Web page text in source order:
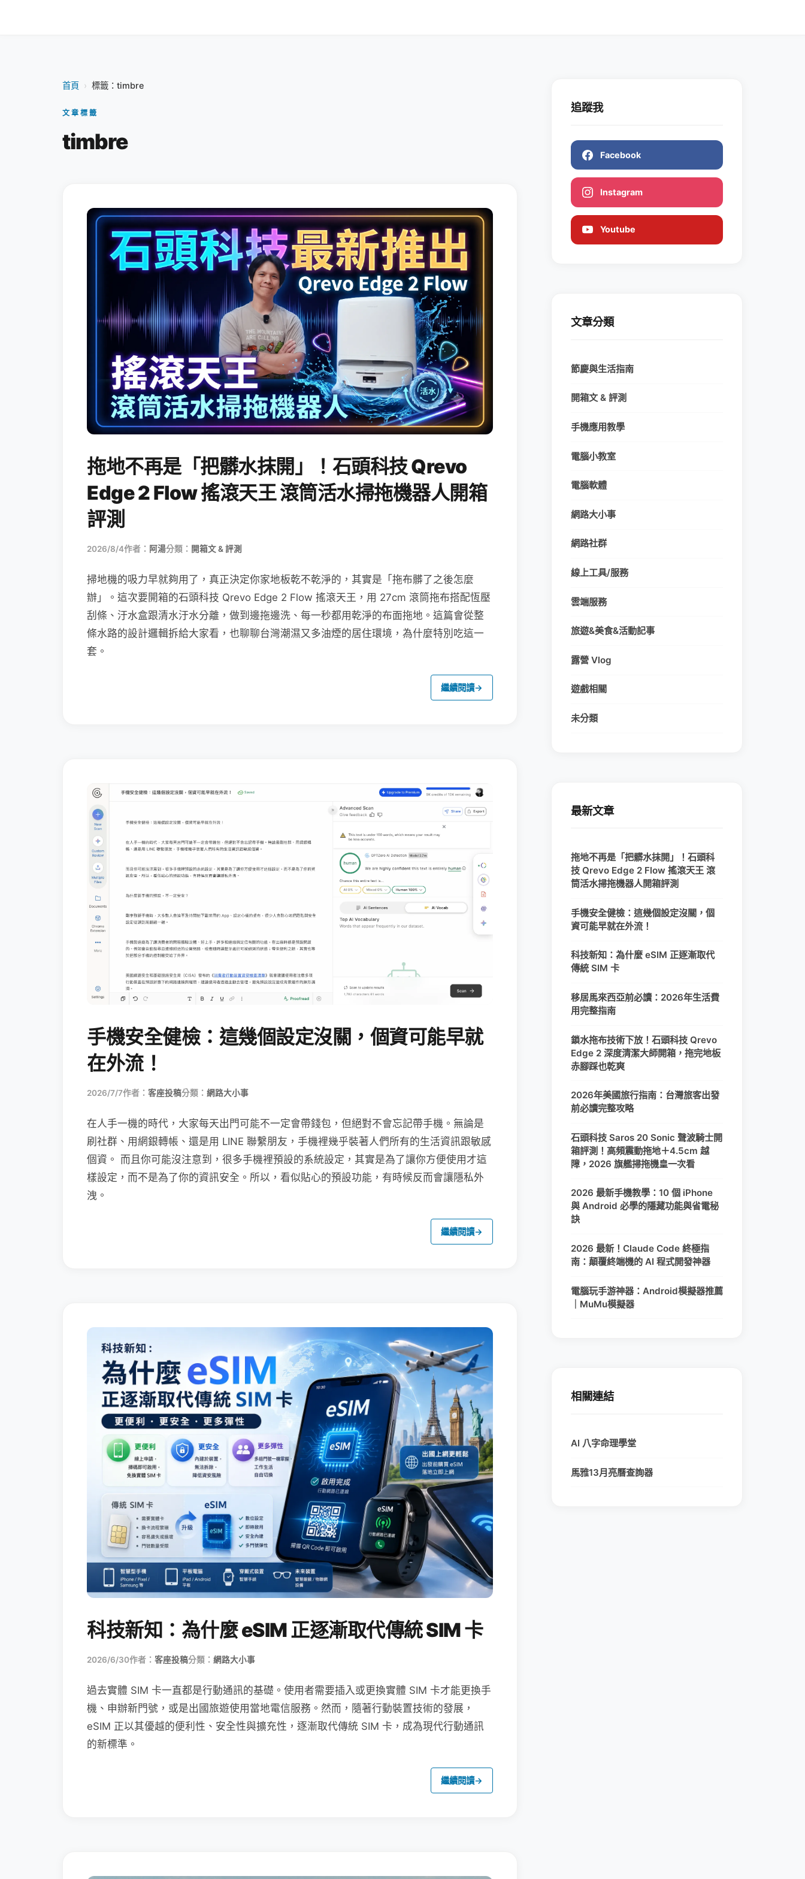
首頁 › 標籤：timbre
文章標籤
timbre
拖地不再是「把髒水抹開」！石頭科技 Qrevo
Edge 2 Flow 搖滾天王 滾筒活水掃拖機器人開箱
評測
2026/8/4作者： 阿湯分類： 開箱文 & 評測
掃地機的吸力早就夠用了，真正決定你家地板乾不乾淨的，其實是「拖布髒了之後怎麼
辦」。這次要開箱的石頭科技 Qrevo Edge 2 Flow 搖滾天王，用 27cm 滾筒拖布搭配恆壓
刮條、汙水盒跟清水汙水分離，做到邊拖邊洗、每一秒都用乾淨的布面拖地。這篇會從整
條水路的設計邏輯拆給大家看，也聊聊台灣潮濕又多油煙的居住環境，為什麼特別吃這一
套。
繼續閱讀→
手機安全健檢：這幾個設定沒關，個資可能早就
在外流！
2026/7/7作者： 客座投稿分類： 網路大小事
在人手一機的時代，大家每天出門可能不一定會帶錢包，但絕對不會忘記帶手機。無論是
刷社群、用網銀轉帳、還是用 LINE 聯繫朋友，手機裡幾乎裝著人們所有的生活資訊跟敏感
個資。 而且你可能沒注意到，很多手機裡預設的系統設定，其實是為了讓你方便使用才這
樣設定，而不是為了你的資訊安全。所以，看似貼心的預設功能，有時候反而會讓隱私外
洩。
繼續閱讀→
科技新知：為什麼 eSIM 正逐漸取代傳統 SIM 卡
2026/6/30作者： 客座投稿分類： 網路大小事
過去實體 SIM 卡一直都是行動通訊的基礎。使用者需要插入或更換實體 SIM 卡才能更換手
機、申辦新門號，或是出國旅遊使用當地電信服務。然而，隨著行動裝置技術的發展，
eSIM 正以其優越的便利性、安全性與擴充性，逐漸取代傳統 SIM 卡，成為現代行動通訊
的新標準。
繼續閱讀→
追蹤我
Facebook
Instagram
Youtube
文章分類
節慶與生活指南
開箱文 & 評測
手機應用教學
電腦小教室
電腦軟體
網路大小事
網路社群
線上工具/服務
雲端服務
旅遊&美食&活動記事
露營 Vlog
遊戲相關
未分類
最新文章
拖地不再是「把髒水抹開」！石頭科
技 Qrevo Edge 2 Flow 搖滾天王 滾
筒活水掃拖機器人開箱評測
手機安全健檢：這幾個設定沒關，個
資可能早就在外流！
科技新知：為什麼 eSIM 正逐漸取代
傳統 SIM 卡
移居馬來西亞前必讀：2026年生活費
用完整指南
鎖水拖布技術下放！石頭科技 Qrevo
Edge 2 深度清潔大師開箱，拖完地板
赤腳踩也乾爽
2026年美國旅行指南：台灣旅客出發
前必讀完整攻略
石頭科技 Saros 20 Sonic 聲波騎士開
箱評測！高頻震動拖地＋4.5cm 越
障，2026 旗艦掃拖機皇一次看
2026 最新手機教學：10 個 iPhone
與 Android 必學的隱藏功能與省電秘
訣
2026 最新！Claude Code 終極指
南：顛覆終端機的 AI 程式開發神器
電腦玩手游神器：Android模擬器推薦
｜MuMu模擬器
相關連結
AI 八字命理學堂
馬雅13月亮曆查詢器